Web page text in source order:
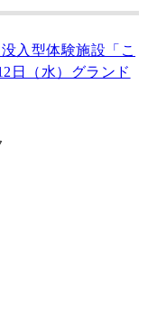
入型体験施設「こ
日（水）グランド